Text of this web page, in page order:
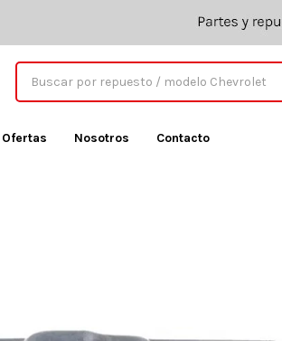
Ofertas Nosotros Contacto